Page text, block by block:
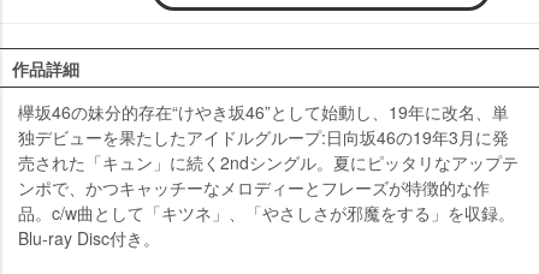
作品詳細
欅坂46の妹分的存在“けやき坂46”として始動し、19年に改名、単
独デビューを果たしたアイドルグループ:日向坂46の19年3月に発
売された「キュン」に続く2ndシングル。夏にピッタリなアップテ
ンポで、かつキャッチーなメロディーとフレーズが特徴的な作
品。c/w曲として「キツネ」、「やさしさが邪魔をする」を収録。
Blu-ray Disc付き。